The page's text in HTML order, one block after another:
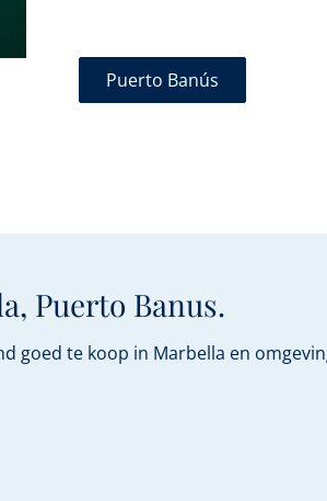
Puerto Banús
Puerto Banus.
goed te koop in Marbella en